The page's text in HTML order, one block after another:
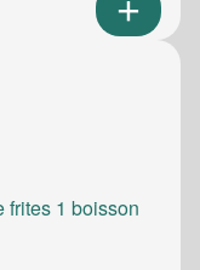
frites 1 boisson